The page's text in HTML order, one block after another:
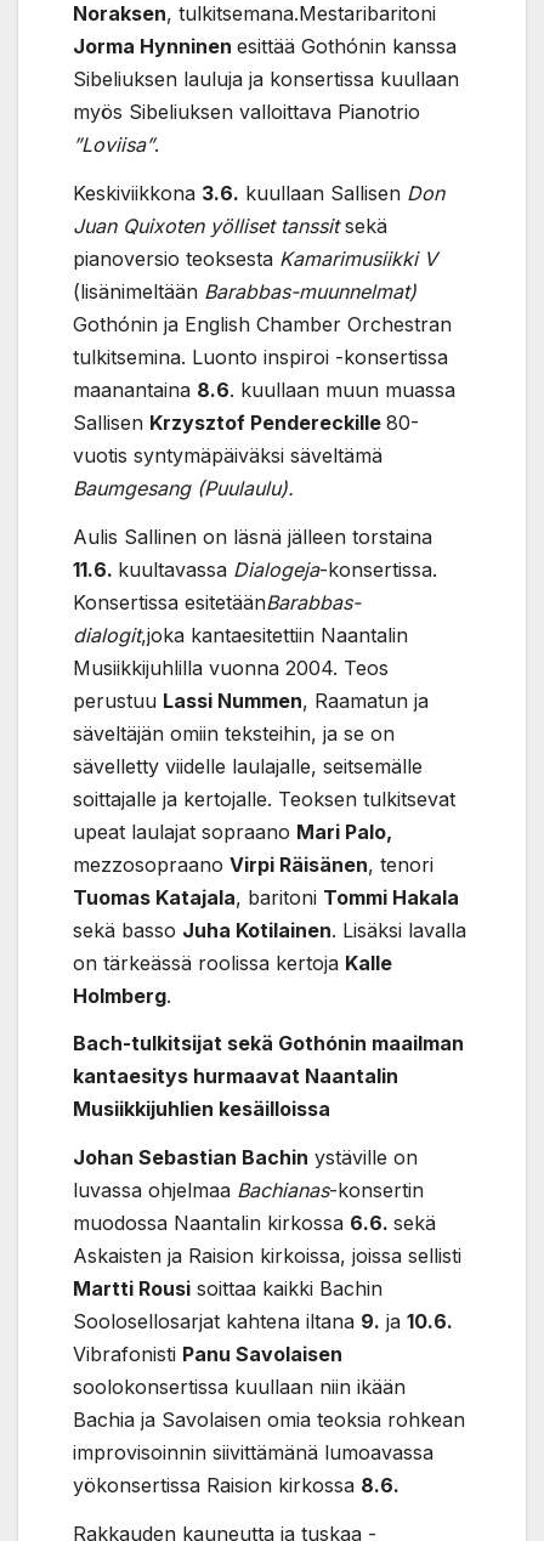
Noraksen, tulkitsemana.Mestaribaritoni
Jorma Hynninen esittää Gothónin kanssa
Sibeliuksen lauluja ja konsertissa kuullaan
myös Sibeliuksen valloittava Pianotrio
”Loviisa”.
Keskiviikkona 3.6. kuullaan Sallisen Don
Juan Quixoten yölliset tanssitsekä
pianoversio teoksesta Kamarimusiikki V
(lisänimeltään Barabbas-muunnelmat)
Gothónin ja English Chamber Orchestran
tulkitsemina. Luonto inspiroi -konsertissa
maanantaina 8.6. kuullaan muun muassa
Sallisen Krzysztof Pendereckille 80-
vuotis syntymäpäiväksi säveltämä
Baumgesang (Puulaulu).
Aulis Sallinen on läsnä jälleen torstaina
11.6. kuultavassa Dialogeja-konsertissa.
Konsertissa esitetäänBarabbas-
dialogit,joka kantaesitettiin Naantalin
Musiikkijuhlilla vuonna 2004. Teos
perustuu Lassi Nummen, Raamatun ja
säveltäjän omiin teksteihin, ja se on
sävelletty viidelle laulajalle, seitsemälle
soittajalle ja kertojalle. Teoksen tulkitsevat
upeat laulajat sopraano Mari Palo,
mezzosopraano Virpi Räisänen, tenori
Tuomas Katajala, baritoni Tommi Hakala
sekä basso Juha Kotilainen. Lisäksi lavalla
on tärkeässä roolissa kertoja Kalle
Holmberg.
Bach-tulkitsijat sekä Gothónin maailman
kantaesitys hurmaavat Naantalin
Musiikkijuhlien kesäilloissa
Johan Sebastian Bachin ystäville on
luvassa ohjelmaa Bachianas-konsertin
muodossa Naantalin kirkossa 6.6. sekä
Askaisten ja Raision kirkoissa, joissa sellisti
Martti Rousi soittaa kaikki Bachin
Soolosellosarjat kahtena iltana 9. ja 10.6.
Vibrafonisti Panu Savolaisen
soolokonsertissa kuullaan niin ikään
Bachia ja Savolaisen omia teoksia rohkean
improvisoinnin siivittämänä lumoavassa
yökonsertissa Raision kirkossa 8.6.
Rakkauden kauneutta ja tuskaa -